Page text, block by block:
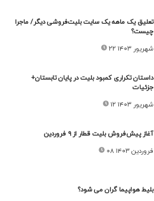
تعلیق یک ماهه یک سایت بلیت‌فروشی دیگر/ ماجرا
چیست؟
۲۲ شهریور ۱۴۰۳
داستان تکراری کمبود بلیت در پایان تابستان+
جزئیات
۱۲ شهریور ۱۴۰۳
آغاز پیش‌فروش بلیت قطار از ۹ فروردین
۰۸ فروردین ۱۴۰۳
بلیط هواپیما گران می شود؟